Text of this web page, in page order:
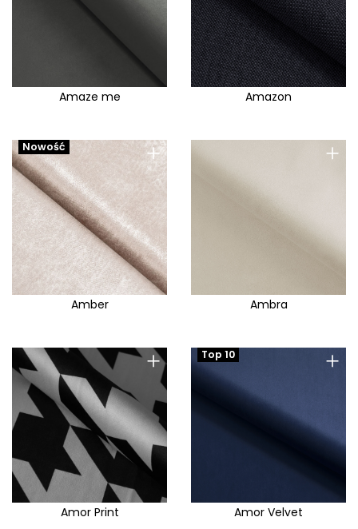
Brad
Brando
Brave Me
Bravo E
Breda
Brego
Brooklyn
Bruno
Cablo
Caldo
Calmo
Camelia
Canto
Carino
Carla
Amaze me Amazon
+
Nowość
Amber
+
Ambra
+
Amor Print
+
Top 10
Amor Velvet